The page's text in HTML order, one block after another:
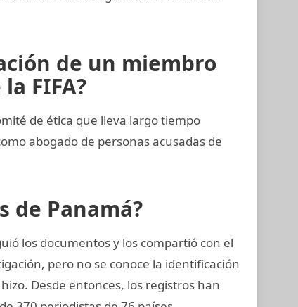
de un miembro
FIFA?
de ética que lleva largo tiempo
abogado de personas acusadas de
de Panamá?
los documentos y los compartió con el
pero no se conoce la identificación
Desde entonces, los registros han